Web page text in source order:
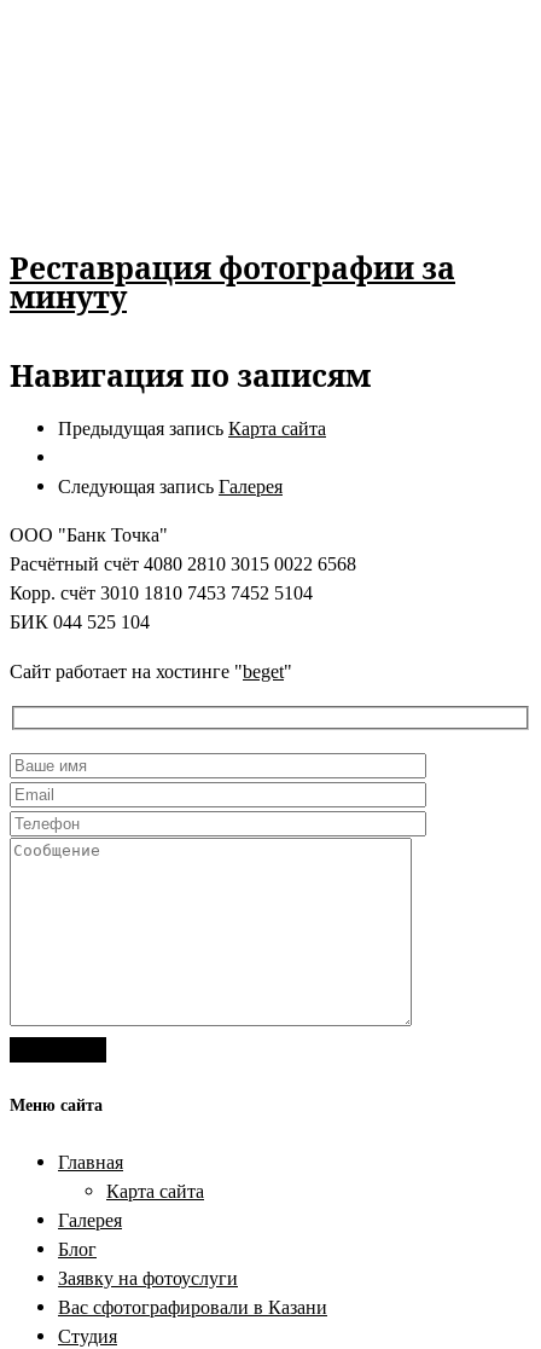
Реставрация фотографии за
минуту
Навигация по записям
Предыдущая запись Карта сайта
Следующая запись Галерея
ООО "Банк Точка"
Расчётный счёт 4080 2810 3015 0022 6568
Корр. счёт 3010 1810 7453 7452 5104
БИК 044 525 104
Сайт работает на хостинге "beget"
Меню сайта
Главная
Карта сайта
Галерея
Блог
Заявку на фотоуслуги
Вас сфотографировали в Казани
Студия